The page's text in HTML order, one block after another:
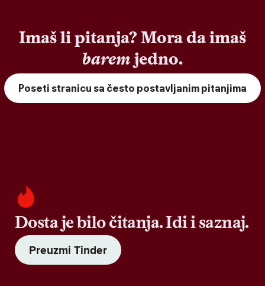
Imaš li pitanja? Mora da imaš
baremjedno.
Poseti stranicu sa često postavljanim pitanjima
Dosta je bilo čitanja. Idi i saznaj.
Preuzmi Tinder